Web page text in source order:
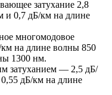
затухание 2,8
и 0,7 дБ/км на длине
многомодовое
км на длине волны 850
1300 нм.
затуханием — 2,5 дБ/
дБ/км на длине